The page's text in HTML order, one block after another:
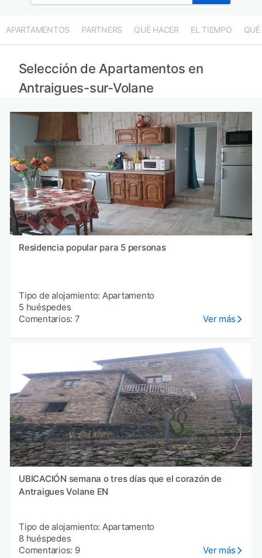
APARTAMENTOS PARTNERS QUÉ HACER EL TIEMPO QUÉ
Selección de Apartamentos en
Antraigues-sur-Volane
Residencia popular para 5 personas
Tipo de alojamiento: Apartamento
5 huéspedes
Comentarios: 7
Ver más
UBICACIÓN semana o tres días que el corazón de
Antraigues Volane EN
Tipo de alojamiento: Apartamento
8 huéspedes
Comentarios: 9
Ver más